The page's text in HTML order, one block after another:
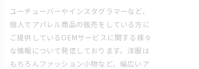
ユーチューバーやインスタグラマーなど、
個人でアパレル商品の販売をしている方に
ご提供しているOEMサービスに関する様々
な情報について発信しております。洋服は
もちろんファッション小物など、幅広いア